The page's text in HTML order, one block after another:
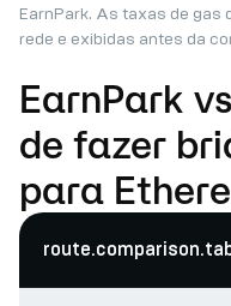
EarnPark. As taxas de gas
rede e exibidas antes da
EarnPark
de fazer
para